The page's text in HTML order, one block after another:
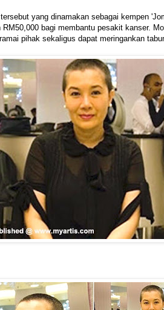
yang dinamakan sebagai kempen
RM50,000 bagi membantu pesakit kanser.
pihak sekaligus dapat meringankan